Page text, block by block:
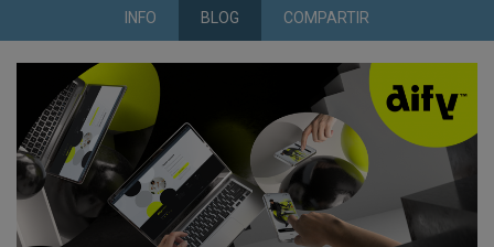
INFO BLOG COMPARTIR